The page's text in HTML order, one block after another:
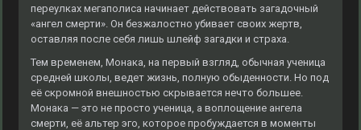
переулках мегаполиса начинает действовать загадочный
«ангел смерти». Он безжалостно убивает своих жертв,
оставляя после себя лишь шлейф загадки и страха.
Тем временем, Монака, на первый взгляд, обычная ученица
средней школы, ведет жизнь, полную обыденности. Но под
её скромной внешностью скрывается нечто большее.
Монака — это не просто ученица, а воплощение ангела
смерти, её альтер эго, которое пробуждается в моменты